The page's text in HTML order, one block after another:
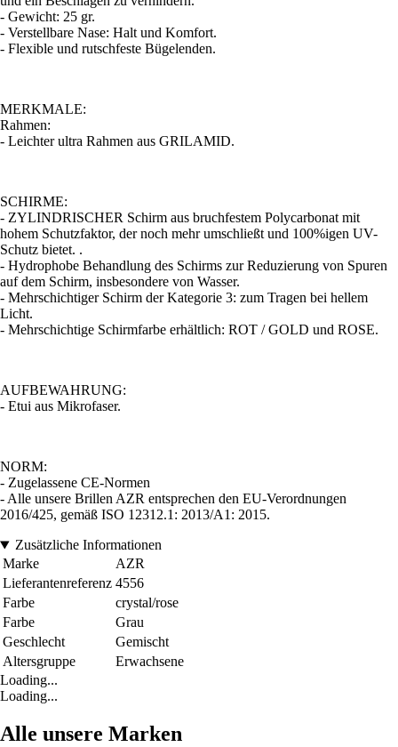
- Gewicht: 25 gr.
- Verstellbare Nase: Halt und Komfort.
- Flexible und rutschfeste Bügelenden.
MERKMALE:
Rahmen:
- Leichter ultra Rahmen aus GRILAMID.
SCHIRME:
- ZYLINDRISCHER Schirm aus bruchfestem Polycarbonat mit
hohem Schutzfaktor, der noch mehr umschließt und 100%igen UV-
Schutz bietet. .
- Hydrophobe Behandlung des Schirms zur Reduzierung von Spuren
auf dem Schirm, insbesondere von Wasser.
- Mehrschichtiger Schirm der Kategorie 3: zum Tragen bei hellem
Licht.
- Mehrschichtige Schirmfarbe erhältlich: ROT / GOLD und ROSE.
AUFBEWAHRUNG:
- Etui aus Mikrofaser.
NORM:
- Zugelassene CE-Normen
- Alle unsere Brillen AZR entsprechen den EU-Verordnungen
2016/425, gemäß ISO 12312.1: 2013/A1: 2015.
Zusätzliche Informationen
Marke
AZR
Lieferantenreferenz 4556
Farbe
crystal/rose
Farbe
Grau
Geschlecht
Gemischt
Altersgruppe
Erwachsene
Loading...
Loading...
Alle unsere Marken